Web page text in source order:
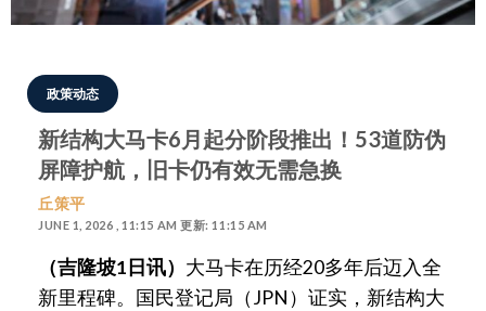
政策动态
新结构大马卡6月起分阶段推出！53道防伪
屏障护航，旧卡仍有效无需急换
丘策平
JUNE 1, 2026 , 11:15 AM 更新: 11:15 AM
（吉隆坡1日讯） 大马卡在历经20多年后迈入全
新里程碑。国民登记局（JPN）证实，新结构大